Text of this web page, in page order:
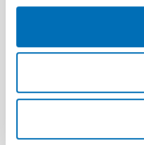
8 syys 2025